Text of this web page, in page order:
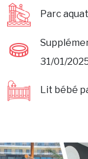
Parc
31/01/
Lit bébé